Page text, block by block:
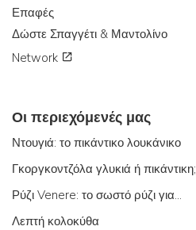
Επαφές
Δώστε Σπαγγέτι & Μαντολίνο
Network
Οι περιεχόμενές μας
Ντουγιά: το πικάντικο λουκάνικο
Γκοργκοντζόλα γλυκιά ή πικάντικη;
Ρύζι Venere: το σωστό ρύζι για...
Λεπτή κολοκύθα